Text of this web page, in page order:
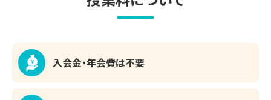
品詞の理解などにつまずいていました。そこで、
モチベーションを高めるため、好きな単元と苦
をつけてから苦手に取り組めるよう工夫しまし
た。授業では、品詞単体の役割から文章全体の
入会金・年会費は不要